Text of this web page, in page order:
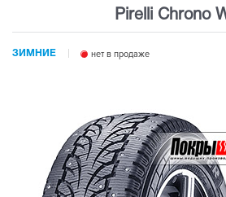
Pirelli Chrono
ЗИМНИЕ нет в продаже